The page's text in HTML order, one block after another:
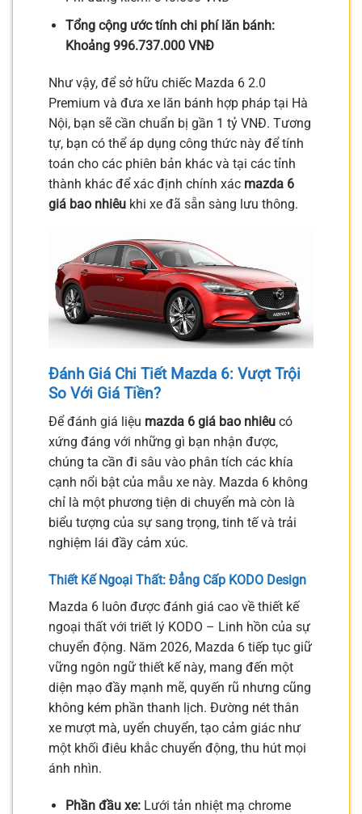
Tổng cộng ước tính chi phí lăn bánh:
Khoảng 996.737.000 VNĐ
Như vậy, để sở hữu chiếc Mazda 6 2.0
Premium và đưa xe lăn bánh hợp pháp tại Hà
Nội, bạn sẽ cần chuẩn bị gần 1 tỷ VNĐ. Tương
tự, bạn có thể áp dụng công thức này để tính
toán cho các phiên bản khác và tại các tỉnh
thành khác để xác định chính xác mazda 6
giá bao nhiêu khi xe đã sẵn sàng lưu thông.
Đánh Giá Chi Tiết Mazda 6: Vượt Trội
So Với Giá Tiền?
Để đánh giá liệu mazda 6 giá bao nhiêu có
xứng đáng với những gì bạn nhận được,
chúng ta cần đi sâu vào phân tích các khía
cạnh nổi bật của mẫu xe này. Mazda 6 không
chỉ là một phương tiện di chuyển mà còn là
biểu tượng của sự sang trọng, tinh tế và trải
nghiệm lái đầy cảm xúc.
Thiết Kế Ngoại Thất: Đẳng Cấp KODO Design
Mazda 6 luôn được đánh giá cao về thiết kế
ngoại thất với triết lý KODO – Linh hồn của sự
chuyển động. Năm 2026, Mazda 6 tiếp tục giữ
vững ngôn ngữ thiết kế này, mang đến một
diện mạo đầy mạnh mẽ, quyến rũ nhưng cũng
không kém phần thanh lịch. Đường nét thân
xe mượt mà, uyển chuyển, tạo cảm giác như
một khối điêu khắc chuyển động, thu hút mọi
ánh nhìn.
Phần đầu xe:Lưới tản nhiệt mạ chrome